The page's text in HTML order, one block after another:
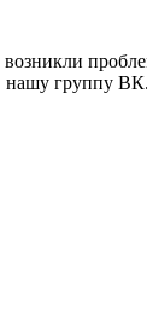
нашу группу ВК.